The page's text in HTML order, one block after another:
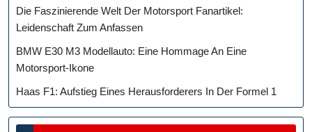
Die Faszinierende Welt Der Motorsport Fanartikel:
Leidenschaft Zum Anfassen
BMW E30 M3 Modellauto: Eine Hommage An Eine
Motorsport-Ikone
Haas F1: Aufstieg Eines Herausforderers In Der Formel 1